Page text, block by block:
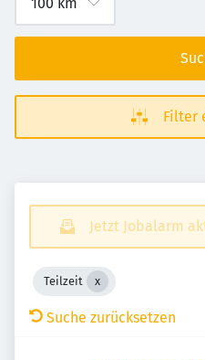
Filter
Jetzt Jobalarm
Teilzeit
Suche zurücksetzen